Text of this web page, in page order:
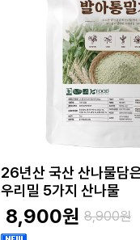
26년산 국산 산나물담
우리밀 5가지 산나물
8,900원 8,900원